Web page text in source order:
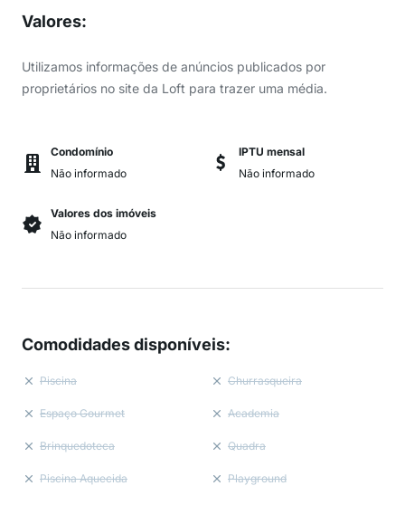
Valores:
Utilizamos informações de anúncios publicados por
proprietários no site da Loft para trazer uma média.
Condomínio
Não informado
IPTU mensal
Não informado
Valores dos imóveis
Não informado
Comodidades disponíveis:
Piscina Churrasqueira
Espaço Gourmet Academia
Brinquedoteca Quadra
Piscina Aquecida Playground